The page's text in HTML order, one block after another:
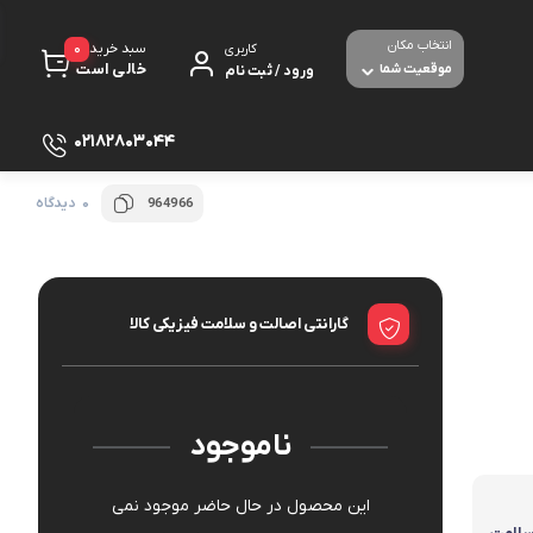
موقعیت شما
انتخاب مکان کاربری
ورود / ثبت نام
سبد خرید
خالی است
0
دوربین های امنیتی و نظارتی
02182803044
964966 0 دیدگاه
گارانتی اصالت و سلامت فیزیکی کالا
ناموجود
این محصول در حال حاضر موجود نمی